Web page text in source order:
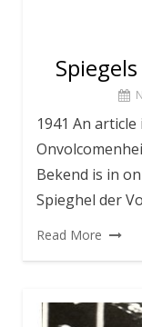
1941 An
Bekend is in
Spieghel der
Read More